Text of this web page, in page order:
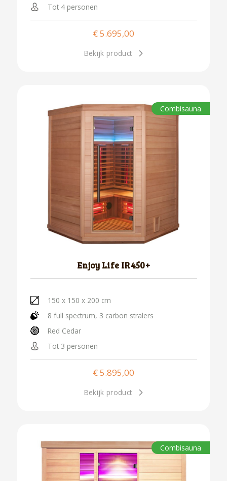
Tot 4 personen
€5.695,00
Bekijk product
Combisauna
Enjoy Life IR450+
150 x 150 x 200 cm
8 full spectrum, 3 carbon stralers
Red Cedar
Tot 3 personen
€5.895,00
Bekijk product
Combisauna